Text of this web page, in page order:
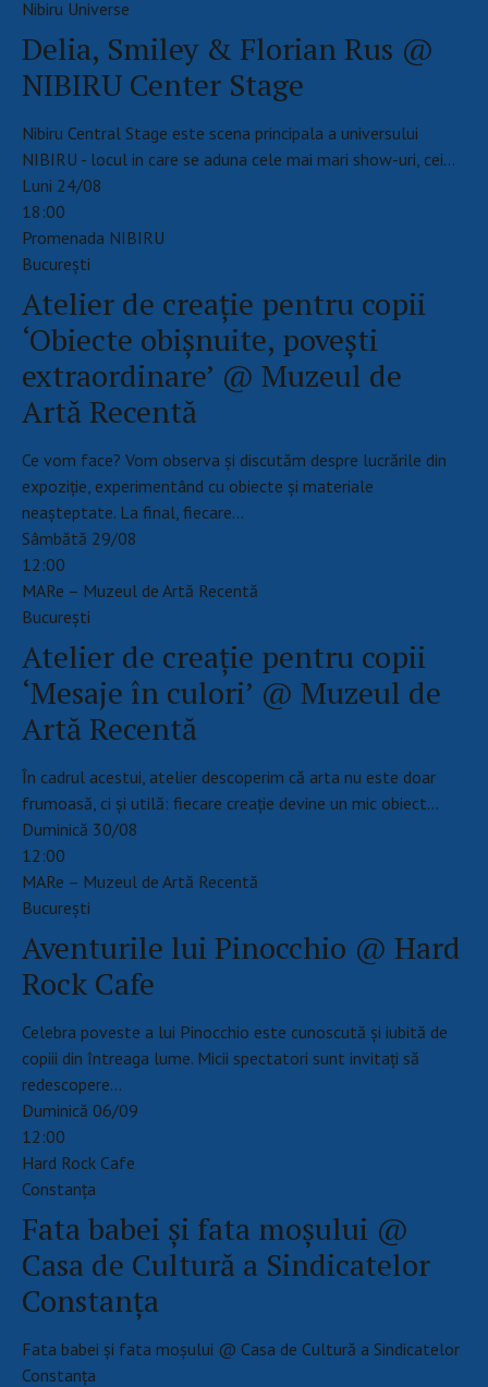
Nibiru Universe
Delia, Smiley & Florian Rus @
NIBIRU Center Stage
Nibiru Central Stage este scena principala a universului
NIBIRU - locul in care se aduna cele mai mari show-uri, cei…
Luni 24/08
18:00
Promenada NIBIRU
Bucureşti
Atelier de creație pentru copii
‘Obiecte obișnuite, povești
extraordinare’ @ Muzeul de
Artă Recentă
Ce vom face? Vom observa și discutăm despre lucrările din
expoziție, experimentând cu obiecte și materiale
neașteptate. La final, fiecare…
Sâmbătă 29/08
12:00
MARe – Muzeul de Artă Recentă
Bucureşti
Atelier de creație pentru copii
‘Mesaje în culori’ @ Muzeul de
Artă Recentă
În cadrul acestui, atelier descoperim că arta nu este doar
frumoasă, ci și utilă: fiecare creație devine un mic obiect…
Duminică 30/08
12:00
MARe – Muzeul de Artă Recentă
Bucureşti
Aventurile lui Pinocchio @ Hard
Rock Cafe
Celebra poveste a lui Pinocchio este cunoscută și iubită de
copiii din întreaga lume. Micii spectatori sunt invitați să
redescopere…
Duminică 06/09
12:00
Hard Rock Cafe
Constanţa
Fata babei și fata moșului @
Casa de Cultură a Sindicatelor
Constanţa
Fata babei și fata moșului @ Casa de Cultură a Sindicatelor
Constanţa